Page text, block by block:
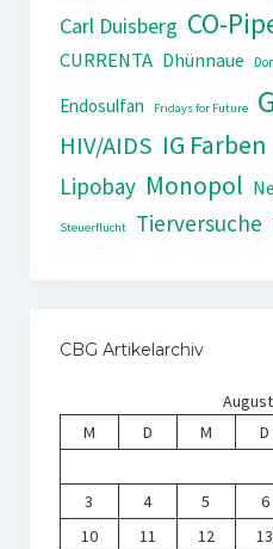
Carl Duisberg CO-
CURRENTA Dhünnaue
Endosulfan
Fridays for Future
HIV/AIDS IG Farben
Lipobay Monopol
Steuerflucht Tierversuche
CBG Artikelarchiv
M
D M D
3
4 5 6
10
11 12 13